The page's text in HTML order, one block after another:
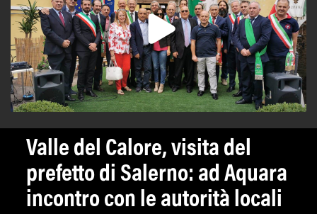
Valle del Calore, visita del
prefetto di Salerno: ad Aquara
incontro con le autorità locali